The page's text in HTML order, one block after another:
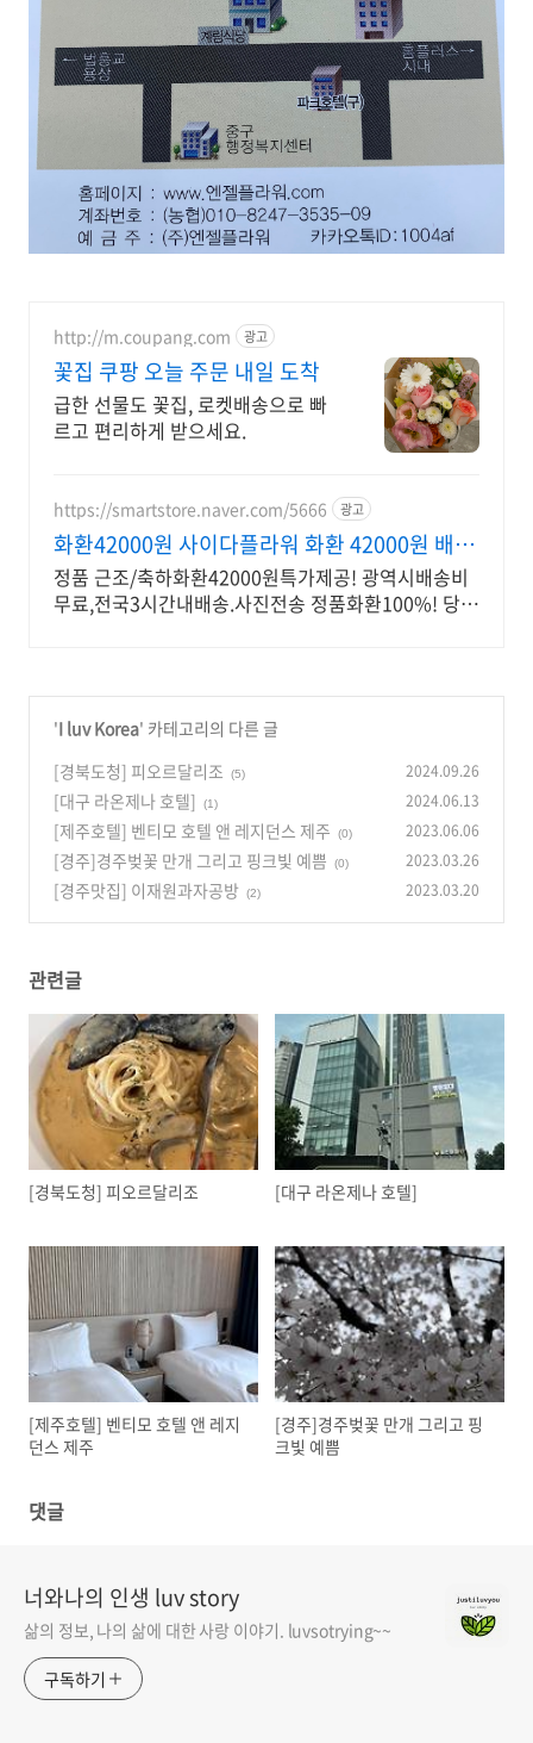
http://m.coupang.com 광고
꽃집 쿠팡 오늘 주문 내일 도착
급한 선물도 꽃집, 로켓배송으로 빠
르고 편리하게 받으세요.
https://smartstore.naver.com/5666 광고
화환42000원 사이다플라워 화환 42000원 배송
비없음
정품 근조/축하화환42000원특가제공! 광역시배송비
무료,전국3시간내배송.사진전송 정품화환100%! 당신
'I luv Korea' 카테고리의 다른 글
[경북도청] 피오르달리조
(5) 2024.09.26
[대구 라온제나 호텔] (1) 2024.06.13
[제주호텔] 벤티모 호텔 앤 레지던스 제주 (0) 2023.06.06
[경주]경주벚꽃 만개 그리고 핑크빛 예쁨 (0) 2023.03.26
[경주맛집] 이재원과자공방 (2) 2023.03.20
관련글
[경북도청] 피오르달리조 [대구 라온제나 호텔]
[제주호텔] 벤티모 호텔 앤 레지
던스 제주
[경주]경주벚꽃 만개 그리고 핑
크빛 예쁨
댓글
너와나의 인생 luv story
삶의 정보, 나의 삶에 대한 사랑 이야기. luvsotrying~~
구독하기